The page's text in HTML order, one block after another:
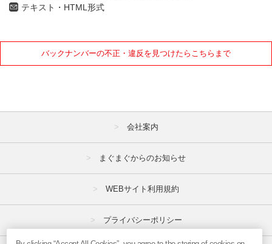
テキスト・HTML形式
バックナンバーの不正・違反を見つけたらこちらまで
会社案内
まぐまぐからのお知らせ
WEBサイト利用規約
プライバシーポリシー